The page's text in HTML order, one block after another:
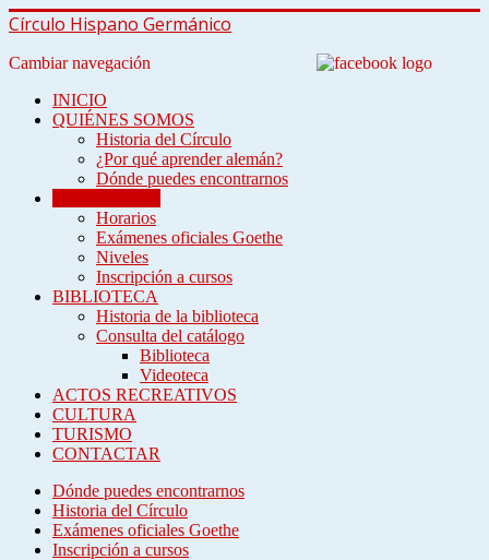
Círculo Hispano Germánico
Cambiar navegación
INICIO
QUIÉNES SOMOS
Historia del Círculo
¿Por qué aprender alemán?
Dónde puedes encontrarnos
Horarios
Exámenes oficiales Goethe
Niveles
Inscripción a cursos
BIBLIOTECA
Historia de la biblioteca
Consulta del catálogo
Biblioteca
Videoteca
ACTOS RECREATIVOS
CULTURA
TURISMO
CONTACTAR
Dónde puedes encontrarnos
Historia del Círculo
Exámenes oficiales Goethe
Inscripción a cursos